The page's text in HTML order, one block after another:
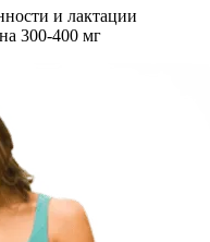
и лактации
300-400 мг